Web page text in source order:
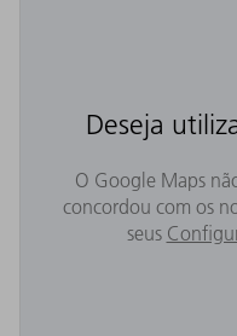
Deseja
O Google Maps
concordou com os
seus